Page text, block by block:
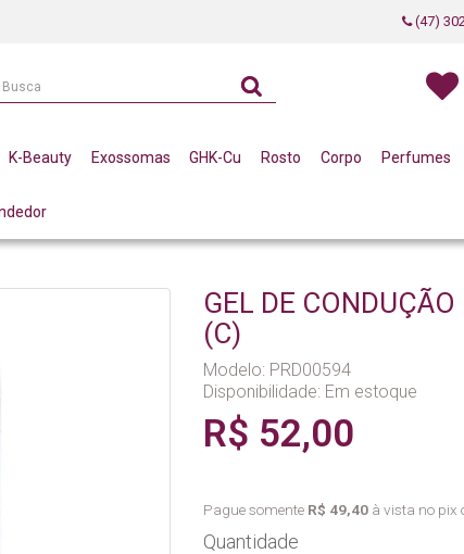
(47)
K-Beauty Exossomas GHK-Cu Rosto Corpo Perfumes
GEL DE
(C)
Modelo: PRD00594
Disponibilidade: Em estoque
R$ 52,00
Pague somente R$ 49,40 à vista no pix
Quantidade